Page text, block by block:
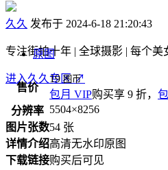
久久 发布于 2024-6-18 21:20:43
专注街拍十年 | 全球摄影 | 每个美
进入久久专区↗
原图
售价
19图币
包月 VIP购买享 9 折，
分辨率 5504×8256
图片张数54 张
详情介绍高清无水印原图
下载链接购买后可见